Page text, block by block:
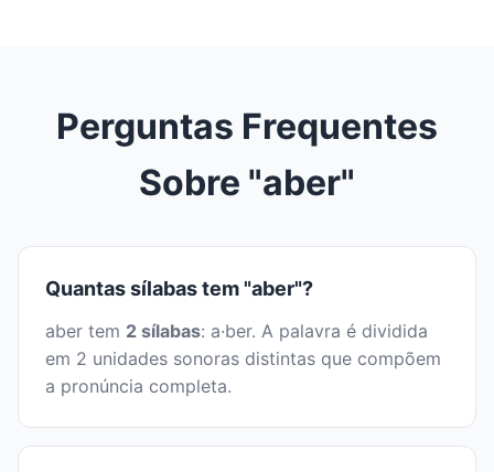
Perguntas Frequentes
Sobre "aber"
Quantas sílabas tem "aber"?
aber tem 2 sílabas: a·ber. A palavra é dividida
em 2 unidades sonoras distintas que compõem
a pronúncia completa.